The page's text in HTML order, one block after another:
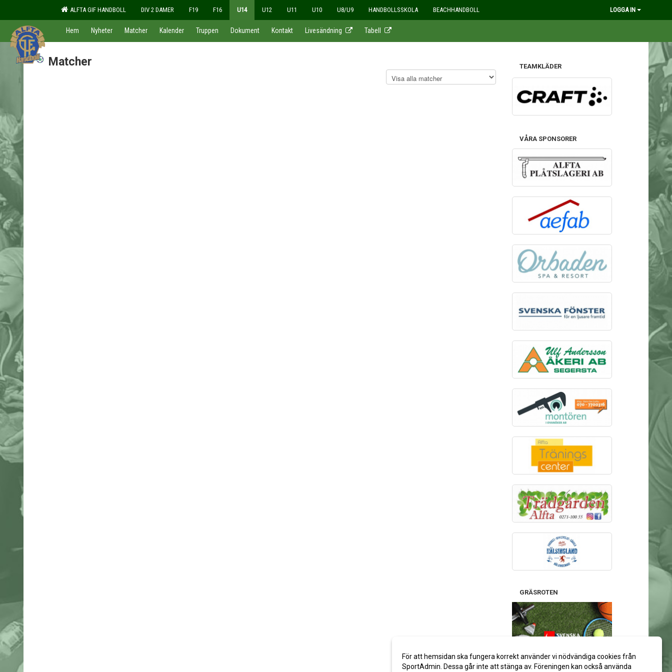
ALFTA GIF HANDBOLL DIV 2 DAMER F19 F16 U14 U12 U11 U10 U8/U9 HANDBOLLSSKOLA BEACHHANDBOLL LOGGA IN
Hem Nyheter Matcher Kalender Truppen Dokument Kontakt Livesändning Tabell
Matcher TEAMKLÄDER
VÅRA SPONSORER
GRÄSROTEN
Stötta gärna Alfta GIF Handboll
via ditt spelkort på Svenska Spel:
För att hemsidan ska fungera korrekt använder vi nödvändiga cookies från
SportAdmin. Dessa går inte att stänga av. Föreningen kan också använda